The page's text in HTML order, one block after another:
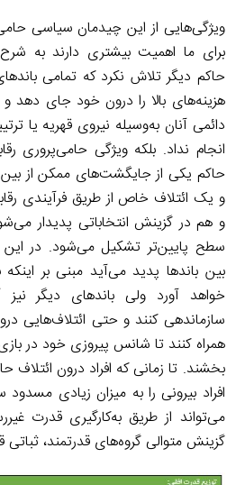
ویژگی‌هایی از این چیدمان سیاسی
برای ما اهمیت بیشتری دارند به
حاکم دیگر تلاش نکرد که تمامی
هزینه‌های بالا را درون خود جای
دائمی آنان به‌وسیله نیروی قهریه یا
انجام نداد. بلکه ویژگی حامی‌پروری
حاکم یکی از جایگشت‌های ممکن از
و یک ائتلاف خاص از طریق فرآیندی
و هم در گزینش انتخاباتی پدیدار
سطح پایین‌تر تشکیل می‌شود. در این
بین باندها پدید می‌آید مبنی بر
خواهد آورد ولی باندهای دیگر
سازماندهی کنند و حتی ائتلاف‌هایی
همراه کنند تا شانس پیروزی خود در
بخشند. تا زمانی که افراد درون
افراد بیرونی را به میزان زیادی مسدود
می‌تواند از طریق به‌کارگیری قدرت
گزینش متوالی گروه‌های قدرتمند،